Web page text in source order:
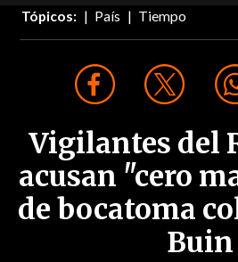
Tópicos: País Tiempo
Vigilantes del
acusan "cero
de bocatoma
Buin